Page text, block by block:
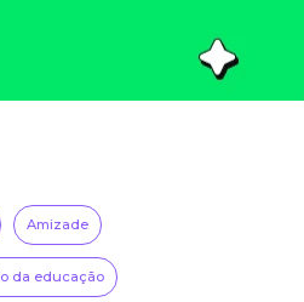
Amizade
da educação